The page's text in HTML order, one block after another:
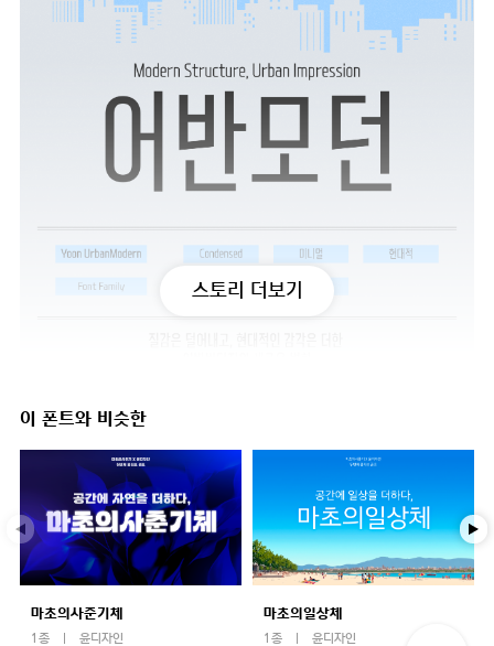
스토리 더보기
이 폰트와 비슷한
마초의사춘기체
1종 윤디자인
마초의일상체
1종 윤디자인